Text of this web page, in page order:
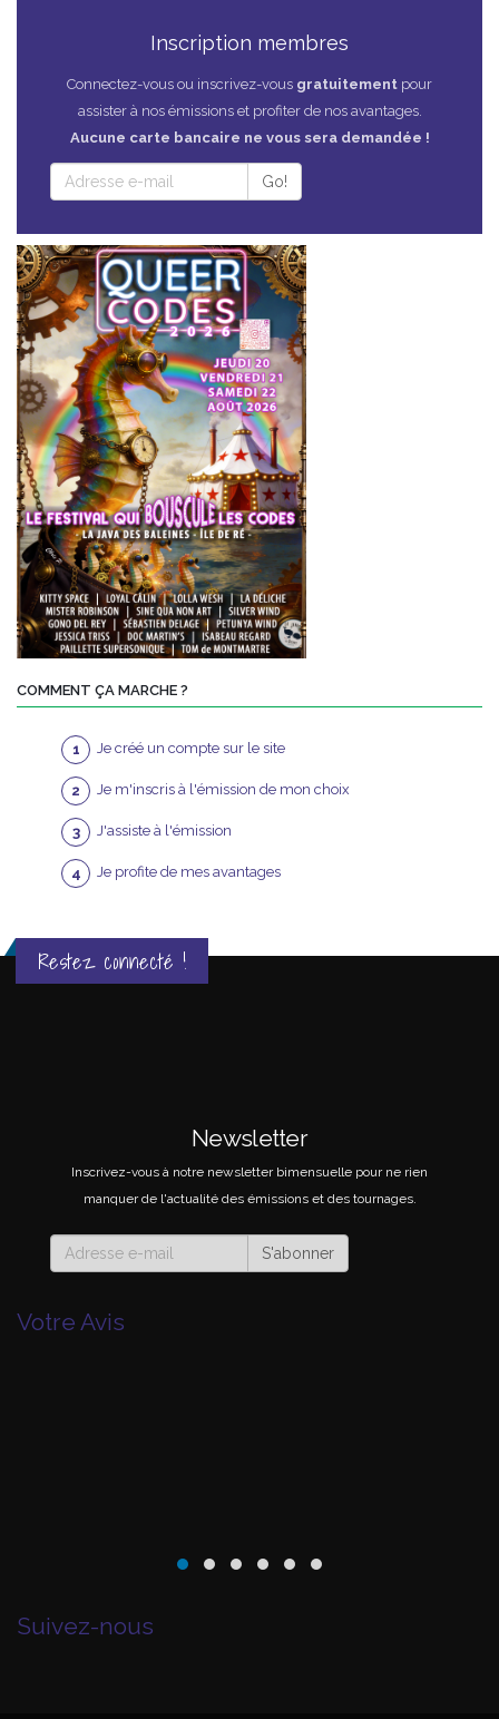
Inscription membres
Connectez-vous ou inscrivez-vous gratuitement pour
assister à nos émissions et profiter de nos avantages.
Aucune carte bancaire ne vous sera demandée !
Go!
COMMENT ÇA MARCHE ?
Je créé un compte sur le site
Je m'inscris à l'émission de mon choix
J'assiste à l'émission
Je profite de mes avantages
Restez connecté !
Newsletter
Inscrivez-vous à notre newsletter bimensuelle pour ne rien
manquer de l'actualité des émissions et des tournages.
S'abonner
Votre Avis
Suivez-nous